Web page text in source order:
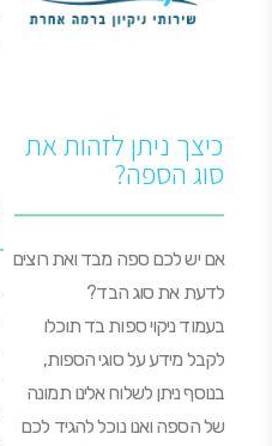
כיצך ניתן לזהות את
סוג הספה?
אם יש לכם ספה מבד ואת רוצים
לדעת את סוג הבד?
בעמוד ניקוי ספות בד תוכלו
לקבל מידע על סוגי הספות,
בנוסף ניתן לשלוח אלינו תמונה
של הספה ואנו נוכל להגיד לכם